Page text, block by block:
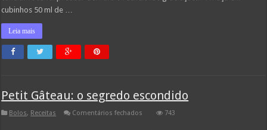
cubinhos 50 ml de …
Leia mais
Petit Gâteau: o segredo escondido
Bolos, Receitas Comentários fechados 743